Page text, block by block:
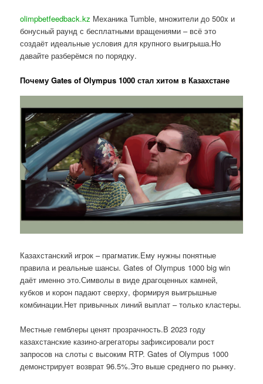
olimpbetfeedback.kz Механика Tumble, множители до 500x и
бонусный раунд с бесплатными вращениями – всё это
создаёт идеальные условия для крупного выигрыша.Но
давайте разберёмся по порядку.
Почему Gates of Olympus 1000 стал хитом в Казахстане
Казахстанский игрок – прагматик.Ему нужны понятные
правила и реальные шансы. Gates of Olympus 1000 big win
даёт именно это.Символы в виде драгоценных камней,
кубков и корон падают сверху, формируя выигрышные
комбинации.Нет привычных линий выплат – только кластеры.
Местные гемблеры ценят прозрачность.В 2023 году
казахстанские казино-агрегаторы зафиксировали рост
запросов на слоты с высоким RTP. Gates of Olympus 1000
демонстрирует возврат 96.5%.Это выше среднего по рынку.